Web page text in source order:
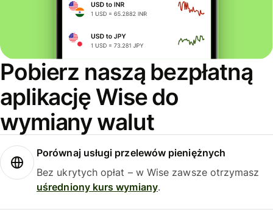
Pobierz naszą bezpłatną
aplikację Wise do
wymiany walut
Porównaj usługi przelewów pieniężnych
Bez ukrytych opłat – w Wise zawsze otrzymasz
uśredniony kurs wymiany.